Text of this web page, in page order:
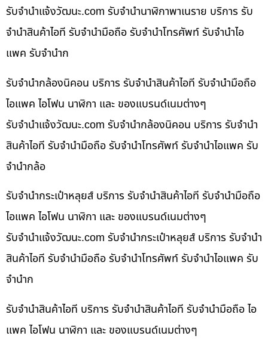
รับจํานําแจ้งวัฒนะ.com รับจำนำนาฬิกาพาเนราย บริการ รับ
จำนำสินค้าไอที รับจำนำมือถือ รับจำนำโทรศัพท์ รับจำนำไอ
แพค รับจำนำก
รับจำนำกล้องนิคอน บริการ รับจำนำสินค้าไอที รับจำนำมือถือ
ไอแพค ไอโฟน นาฬิกา และ ของแบรนด์เนมต่างๆ
รับจํานําแจ้งวัฒนะ.com รับจำนำกล้องนิคอน บริการ รับจำนำ
สินค้าไอที รับจำนำมือถือ รับจำนำโทรศัพท์ รับจำนำไอแพค รับ
จำนำกล้อ
รับจำนำกระเป๋าหลุยส์ บริการ รับจำนำสินค้าไอที รับจำนำมือถือ
ไอแพค ไอโฟน นาฬิกา และ ของแบรนด์เนมต่างๆ
รับจํานําแจ้งวัฒนะ.com รับจำนำกระเป๋าหลุยส์ บริการ รับจำนำ
สินค้าไอที รับจำนำมือถือ รับจำนำโทรศัพท์ รับจำนำไอแพค รับ
จำนำก
รับจำนำสินค้าไอที บริการ รับจำนำสินค้าไอที รับจำนำมือถือ ไอ
แพค ไอโฟน นาฬิกา และ ของแบรนด์เนมต่างๆ